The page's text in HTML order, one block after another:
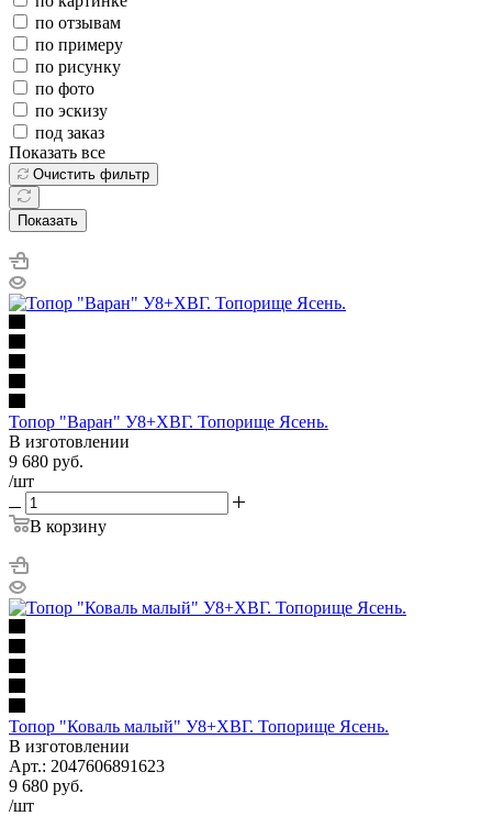
по отзывам
по примеру
по рисунку
по фото
по эскизу
под заказ
Показать все
Очистить фильтр
Показать
Топор "Варан" У8+ХВГ. Топорище Ясень.
В изготовлении
9 680 руб.
/шт
В корзину
Топор "Коваль малый" У8+ХВГ. Топорище Ясень.
В изготовлении
Арт.: 2047606891623
9 680 руб.
/шт